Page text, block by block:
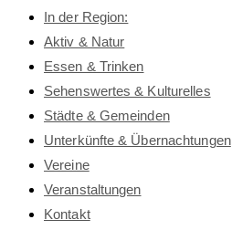
In der Region:
Aktiv & Natur
Essen & Trinken
Sehenswertes & Kulturelles
Städte & Gemeinden
Unterkünfte & Übernachtungen
Vereine
Veranstaltungen
Kontakt